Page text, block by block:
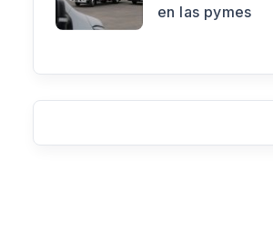
en las pymes